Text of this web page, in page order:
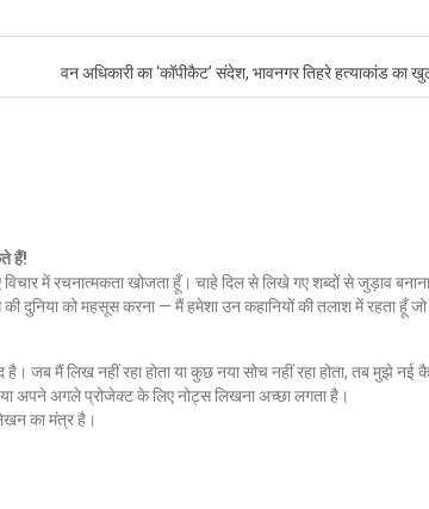
वन अधिकारी का ‘कॉपीकैट’ संदेश, भावनगर तिहरे हत्याकांड का
हैं!
में रचनात्मकता खोजता हूँ। चाहे दिल से लिखे गए शब्दों से जुड़ाव
दुनिया को महसूस करना — मैं हमेशा उन कहानियों की तलाश में रहता हूँ
जब मैं लिख नहीं रहा होता या कुछ नया सोच नहीं रहा होता, तब मुझे नई
अपने अगले प्रोजेक्ट के लिए नोट्स लिखना अच्छा लगता है।
का मंत्र है।